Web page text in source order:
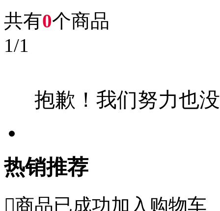
共有0个商品
1/1
抱歉！我们努力也
热销推荐
商品已成功加入购物车